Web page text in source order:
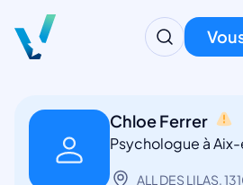
Chloe Ferrer
Psychologue à
ALL DES LILAS,